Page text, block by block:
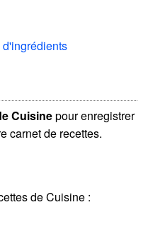
Cuisinepour enregistrer
carnet de recettes.
de Cuisine :